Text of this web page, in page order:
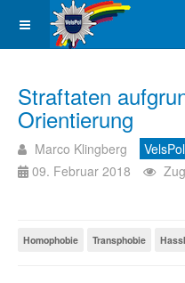
Straftaten
Orientierung
Marco Klingberg
09. Februar 2018
Homophobie Transphobie